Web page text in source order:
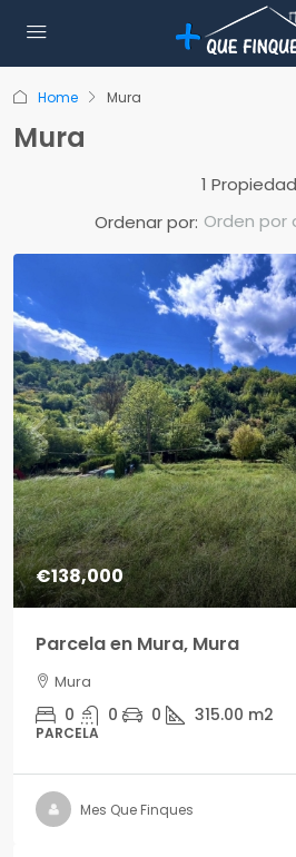
Home Mura
Mura
1 Propiedad
Ordenar por: Orden
€138,000
Parcela en Mura, Mura
Mura
0 0 0 315.00 m2
PARCELA
Mes Que Finques